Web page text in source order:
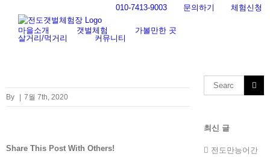
content
010-7413-9003 문의하기 체험신청
마을소개 갯벌체험
가볼만한 곳
살거리/먹거리
커뮤니티
By 7월 7th, 2020
Share This Post With Others!
Search
for:
최신 글
전도만능어간